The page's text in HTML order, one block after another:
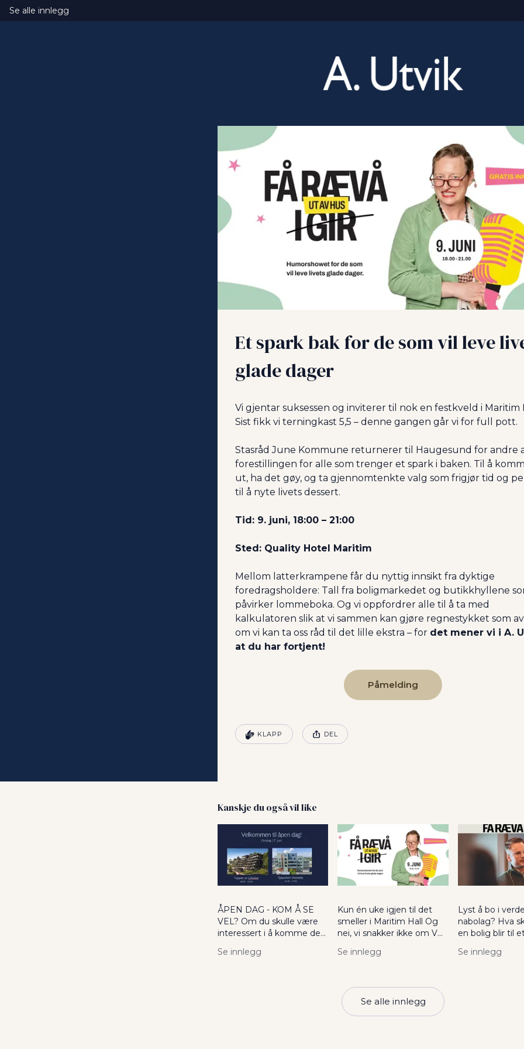
Se alle innlegg
Et spark bak for de som vil leve
glade dager
Vi gjentar suksessen og inviterer til nok en festkveld i Maritim
Sist fikk vi terningkast 5,5 – denne gangen går vi for full pott.
Stasråd June Kommune returnerer til Haugesund for andre
forestillingen for alle som trenger et spark i baken. Til å
ut, ha det gøy, og ta gjennomtenkte valg som frigjør tid og
til å nyte livets dessert.
Tid: 9. juni, 18:00 – 21:00
Sted: Quality Hotel Maritim
Mellom latterkrampene får du nyttig innsikt fra dyktige
foredragsholdere: Tall fra boligmarkedet og butikkhyllene
påvirker lommeboka. Og vi oppfordrer alle til å ta med
kalkulatoren slik at vi sammen kan gjøre regnestykket som
om vi kan ta oss råd til det lille ekstra – for det mener vi i A.
at du har fortjent!
Påmelding
DEN POSTEN HAR
KLAPP DEL
Kanskje du også vil like
Dette er en lenke til et innlegg.
ÅPEN DAG - KOM Å SE
VEL? Om du skulle være
interessert i å komme deg
du ta turen til åpen dag i
Se innlegg
Dette er en lenke til et innlegg.
Kun én uke igjen til det
smeller i Maritim Hall Og
nei, vi snakker ikke om VM.
gjentakelsen av fjorårets
Se innlegg
Dette er en
Lyst å bo i
nabolag? Hva
en bolig blir til
Skjelbakken i
Se innlegg
Se alle innlegg